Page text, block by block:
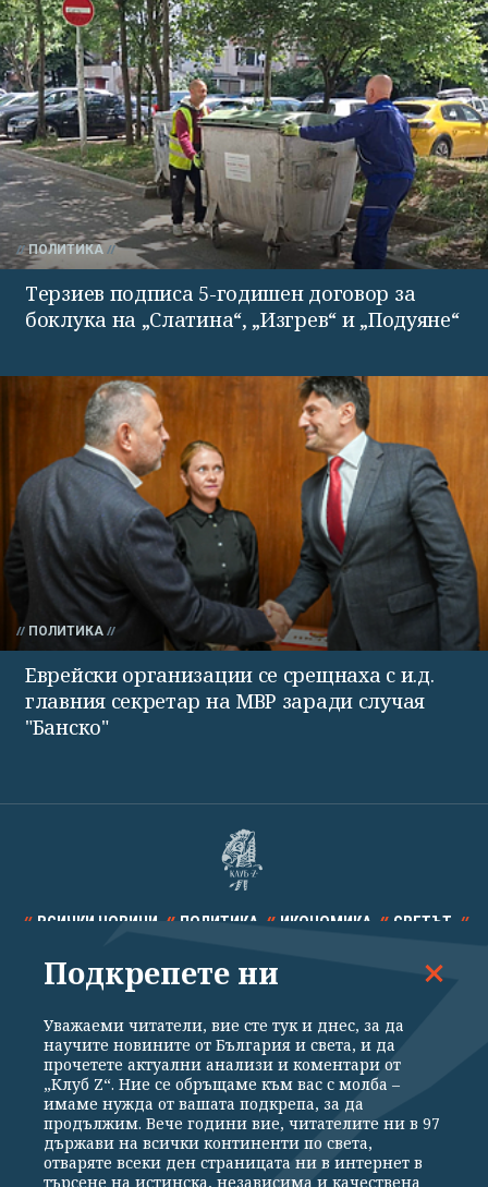
ПОЛИТИКА
Терзиев подписа 5-годишен договор за
боклука на „Слатина“, „Изгрев“ и „Подуяне“
ПОЛИТИКА
Еврейски организации се срещнаха с и.д.
главния секретар на МВР заради случая
"Банско"
ВСИЧКИ НОВИНИ ПОЛИТИКА ИКОНОМИКА СВЕТЪТ
СПОРТ КУЛТУРА ТЕХНОЛОГИИ КАЛЕЙДОСКОП
Общи условия
Политика за поверителност
Реклама
Партньори Контакти
За Клуб Z
Подкрепете ни
Уважаеми читатели, вие сте тук и днес, за да
научите новините от България и света, и да
прочетете актуални анализи и коментари от
„Клуб Z“. Ние се обръщаме към вас с молба –
имаме нужда от вашата подкрепа, за да
продължим. Вече години вие, читателите ни в 97
държави на всички континенти по света,
отваряте всеки ден страницата ни в интернет в
търсене на истинска, независима и качествена